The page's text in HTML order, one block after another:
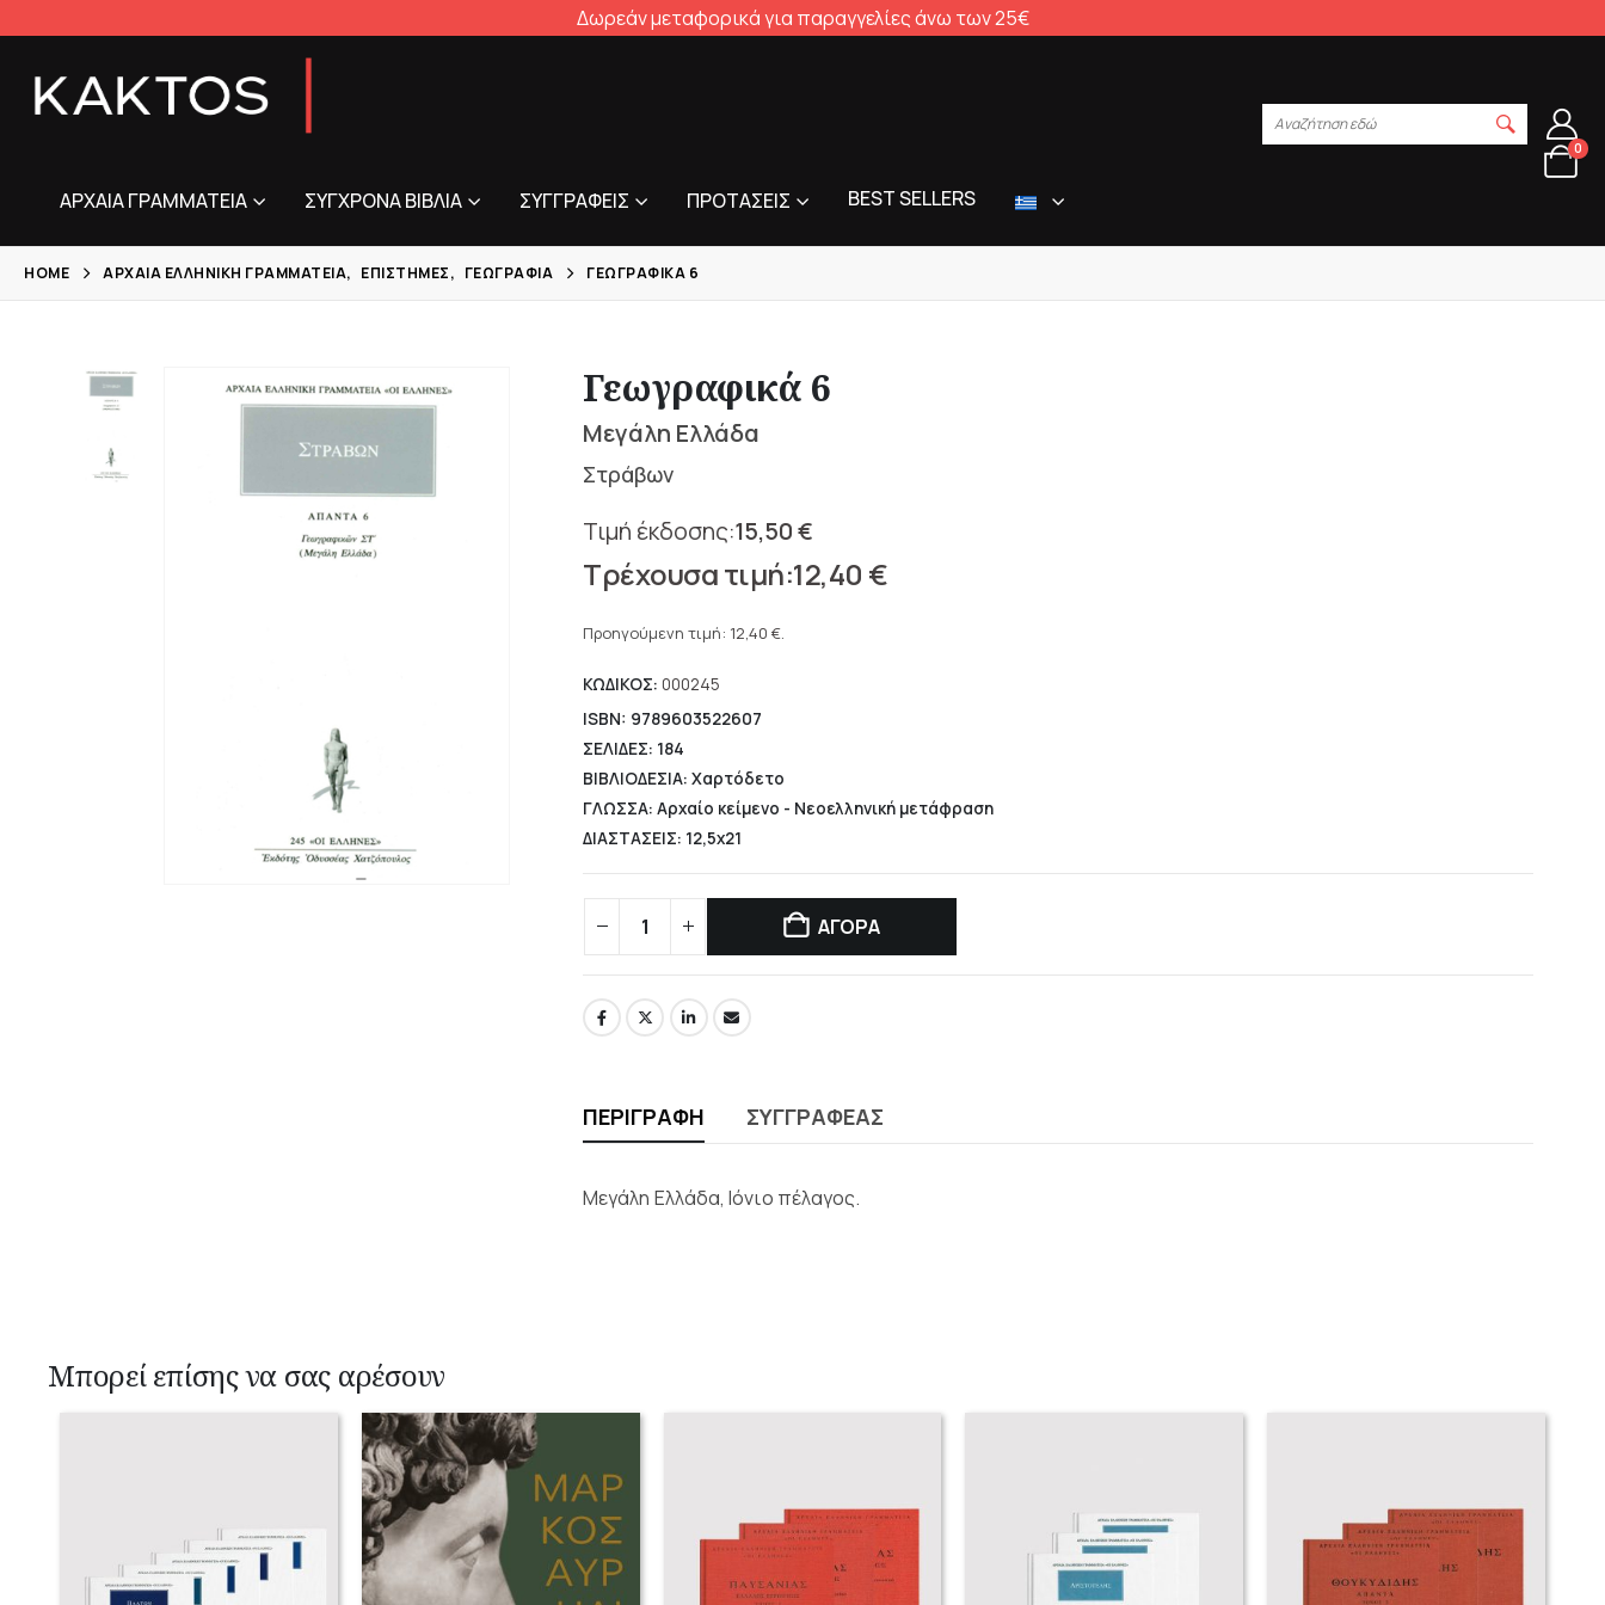
Δωρεάν μεταφορικά για παραγγελίες άνω των 25€
ΑΡΧΑΊΑ ΓΡΑΜΜΑΤΕΊΑ ΣΎΓΧΡΟΝΑ ΒΙΒΛΊΑ ΣΥΓΓΡΑΦΕΊΣ ΠΡΟΤΆΣΕΙΣ BEST SELLERS
Αναζήτηση εδώ
0
HOME ΑΡΧΑΊΑ ΕΛΛΗΝΙΚΉ ΓΡΑΜΜΑΤΕΊΑ, ΕΠΙΣΤΉΜΕΣ, ΓΕΩΓΡΑΦΊΑ ΓΕΩΓΡΑΦΙΚΆ 6
Γεωγραφικά 6
Μεγάλη Ελλάδα
Στράβων
15,50€
Original
price
was:
15,50 €.
12,40 €
τρέχουσα
είναι:
12,40 €.
Προηγούμενη τιμή: 12,40 €.
ΚΩΔΙΚΟΣ: 000245
ISBN: 9789603522607
ΣΕΛΙΔΕΣ: 184
ΒΙΒΛΙΟΔΕΣΙΑ: Χαρτόδετο
ΓΛΩΣΣΑ: Αρχαίο κείμενο - Νεοελληνική μετάφραση
ΔΙΑΣΤΑΣΕΙΣ: 12,5x21
ΑΓΟΡΑ
ΠΕΡΙΓΡΑΦΉ ΣΥΓΓΡΑΦΈΑΣ
Μεγάλη Ελλάδα, Ιόνιο πέλαγος.
Μπορεί επίσης να σας αρέσουν